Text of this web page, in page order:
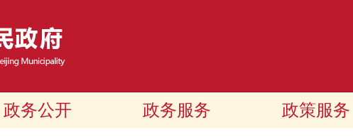
政务公开 政务服务 政策服务